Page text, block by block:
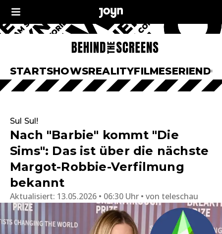
STARTSHOWSREALITYFILMESERIEN
Sul Sul!
Nach "Barbie" kommt "Die
Sims": Das ist über die nächste
Margot-Robbie-Verfilmung
bekannt
Aktualisiert: 13.05.2026 • 06:30 Uhr von teleschau